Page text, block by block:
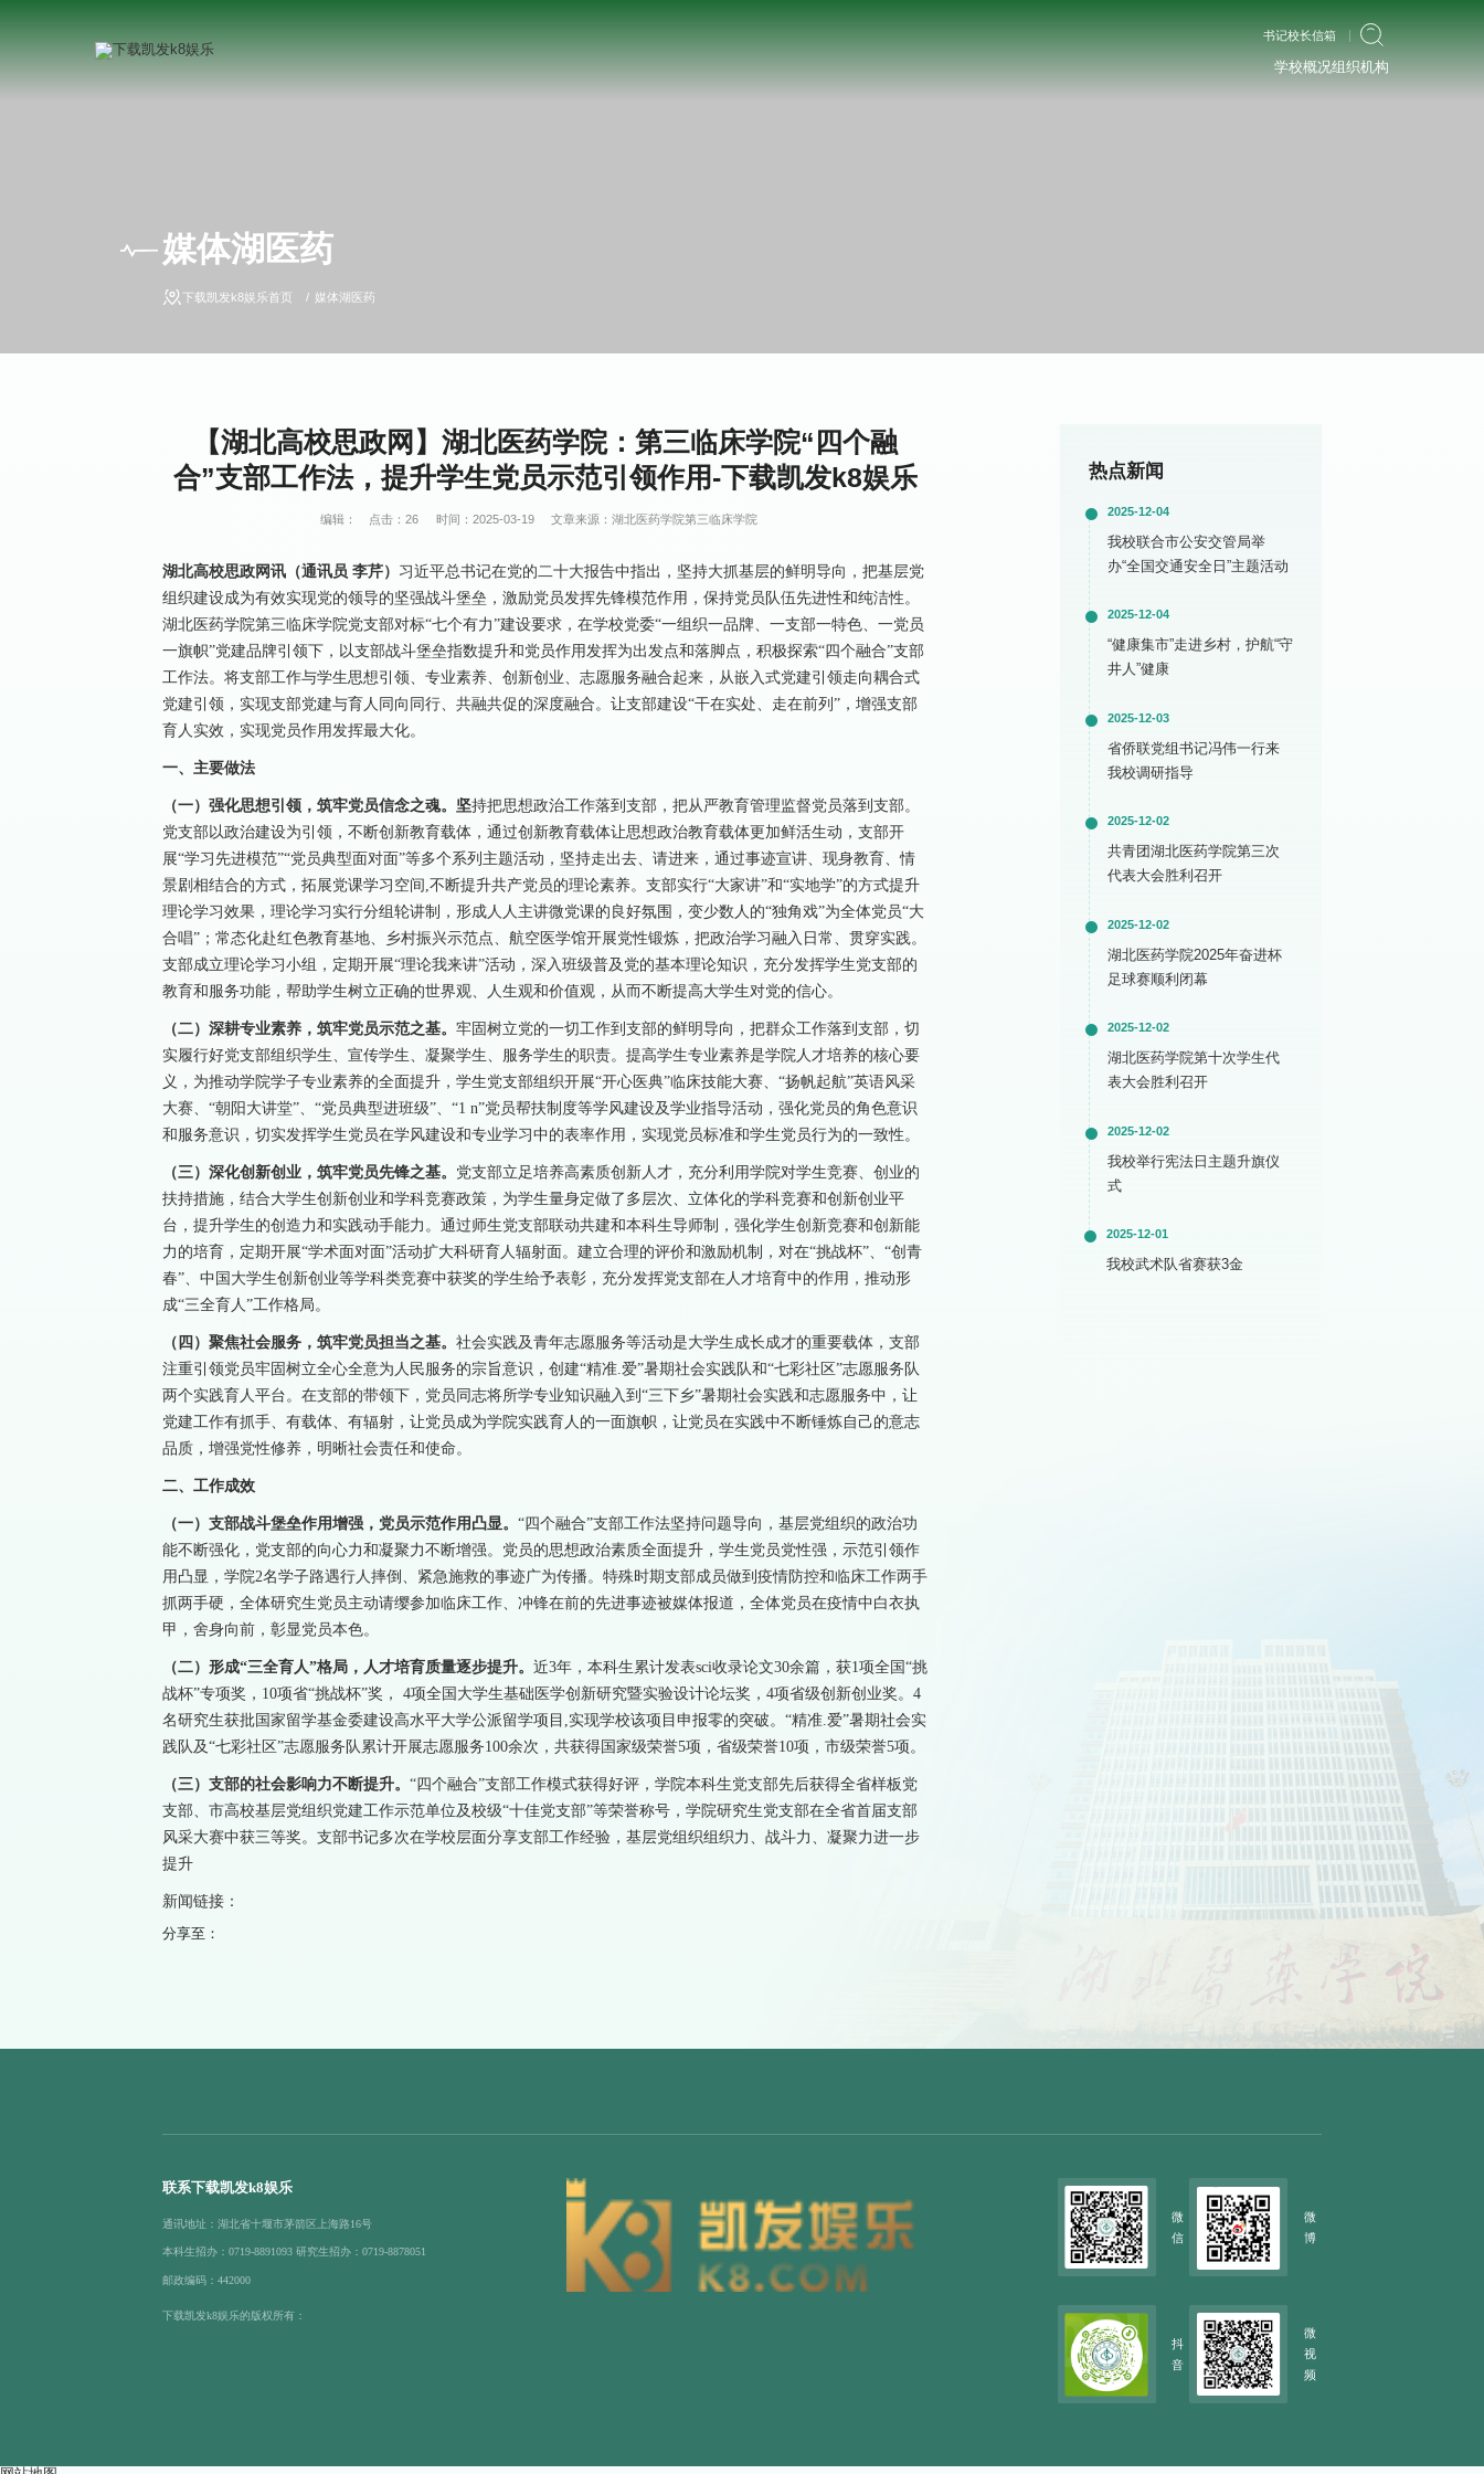
书记校长信箱
学校概况组织机构
媒体湖医药
下载凯发k8娱乐首页 媒体湖医药
【湖北高校思政网】湖北医药学院：第三临床学院“四个融
合”支部工作法，提升学生党员示范引领作用-下载凯发k8娱乐
编辑： 点击：26 时间：2025-03-19 文章来源：湖北医药学院第三临床学院
湖北高校思政网讯（通讯员 李芹） 习近平总书记在党的二十大报告中指出，坚持大抓基层的鲜明导向，把基层党
组织建设成为有效实现党的领导的坚强战斗堡垒，激励党员发挥先锋模范作用，保持党员队伍先进性和纯洁性。
湖北医药学院第三临床学院党支部对标“七个有力”建设要求，在学校党委“一组织一品牌、一支部一特色、一党员
一旗帜”党建品牌引领下，以支部战斗堡垒指数提升和党员作用发挥为出发点和落脚点，积极探索“四个融合”支部
工作法。将支部工作与学生思想引领、专业素养、创新创业、志愿服务融合起来，从嵌入式党建引领走向耦合式
党建引领，实现支部党建与育人同向同行、共融共促的深度融合。让支部建设“干在实处、走在前列”，增强支部
育人实效，实现党员作用发挥最大化。
一、主要做法
（一）强化思想引领，筑牢党员信念之魂。坚持把思想政治工作落到支部，把从严教育管理监督党员落到支部。
党支部以政治建设为引领，不断创新教育载体，通过创新教育载体让思想政治教育载体更加鲜活生动，支部开
展“学习先进模范”“党员典型面对面”等多个系列主题活动，坚持走出去、请进来，通过事迹宣讲、现身教育、情
景剧相结合的方式，拓展党课学习空间,不断提升共产党员的理论素养。支部实行“大家讲”和“实地学”的方式提升
理论学习效果，理论学习实行分组轮讲制，形成人人主讲微党课的良好氛围，变少数人的“独角戏”为全体党员“大
合唱”；常态化赴红色教育基地、乡村振兴示范点、航空医学馆开展党性锻炼，把政治学习融入日常、贯穿实践。
支部成立理论学习小组，定期开展“理论我来讲”活动，深入班级普及党的基本理论知识，充分发挥学生党支部的
教育和服务功能，帮助学生树立正确的世界观、人生观和价值观，从而不断提高大学生对党的信心。
（二）深耕专业素养，筑牢党员示范之基。 牢固树立党的一切工作到支部的鲜明导向，把群众工作落到支部，切
实履行好党支部组织学生、宣传学生、凝聚学生、服务学生的职责。提高学生专业素养是学院人才培养的核心要
义，为推动学院学子专业素养的全面提升，学生党支部组织开展“开心医典”临床技能大赛、“扬帆起航”英语风采
大赛、“朝阳大讲堂”、“党员典型进班级”、“1 n”党员帮扶制度等学风建设及学业指导活动，强化党员的角色意识
和服务意识，切实发挥学生党员在学风建设和专业学习中的表率作用，实现党员标准和学生党员行为的一致性。
（三）深化创新创业，筑牢党员先锋之基。 党支部立足培养高素质创新人才，充分利用学院对学生竞赛、创业的
扶持措施，结合大学生创新创业和学科竞赛政策，为学生量身定做了多层次、立体化的学科竞赛和创新创业平
台，提升学生的创造力和实践动手能力。通过师生党支部联动共建和本科生导师制，强化学生创新竞赛和创新能
力的培育，定期开展“学术面对面”活动扩大科研育人辐射面。建立合理的评价和激励机制，对在“挑战杯”、“创青
春”、中国大学生创新创业等学科类竞赛中获奖的学生给予表彰，充分发挥党支部在人才培育中的作用，推动形
成“三全育人”工作格局。
（四）聚焦社会服务，筑牢党员担当之基。 社会实践及青年志愿服务等活动是大学生成长成才的重要载体，支部
注重引领党员牢固树立全心全意为人民服务的宗旨意识，创建“精准.爱”暑期社会实践队和“七彩社区”志愿服务队
两个实践育人平台。在支部的带领下，党员同志将所学专业知识融入到“三下乡”暑期社会实践和志愿服务中，让
党建工作有抓手、有载体、有辐射，让党员成为学院实践育人的一面旗帜，让党员在实践中不断锤炼自己的意志
品质，增强党性修养，明晰社会责任和使命。
二、工作成效
（一）支部战斗堡垒作用增强，党员示范作用凸显。 “四个融合”支部工作法坚持问题导向，基层党组织的政治功
能不断强化，党支部的向心力和凝聚力不断增强。党员的思想政治素质全面提升，学生党员党性强，示范引领作
用凸显，学院2名学子路遇行人摔倒、紧急施救的事迹广为传播。特殊时期支部成员做到疫情防控和临床工作两手
抓两手硬，全体研究生党员主动请缨参加临床工作、冲锋在前的先进事迹被媒体报道，全体党员在疫情中白衣执
甲，舍身向前，彰显党员本色。
（二）形成“三全育人”格局，人才培育质量逐步提升。 近3年，本科生累计发表sci收录论文30余篇，获1项全国“挑
战杯”专项奖，10项省“挑战杯”奖， 4项全国大学生基础医学创新研究暨实验设计论坛奖，4项省级创新创业奖。4
名研究生获批国家留学基金委建设高水平大学公派留学项目,实现学校该项目申报零的突破。“精准.爱”暑期社会实
践队及“七彩社区”志愿服务队累计开展志愿服务100余次，共获得国家级荣誉5项，省级荣誉10项，市级荣誉5项。
（三）支部的社会影响力不断提升。 “四个融合”支部工作模式获得好评，学院本科生党支部先后获得全省样板党
支部、市高校基层党组织党建工作示范单位及校级“十佳党支部”等荣誉称号，学院研究生党支部在全省首届支部
风采大赛中获三等奖。支部书记多次在学校层面分享支部工作经验，基层党组织组织力、战斗力、凝聚力进一步
提升
新闻链接：
分享至：
热点新闻
2025-12-04
我校联合市公安交管局举
办“全国交通安全日”主题活动
2025-12-04
“健康集市”走进乡村，护航“守
井人”健康
2025-12-03
省侨联党组书记冯伟一行来
我校调研指导
2025-12-02
共青团湖北医药学院第三次
代表大会胜利召开
2025-12-02
湖北医药学院2025年奋进杯
足球赛顺利闭幕
2025-12-02
湖北医药学院第十次学生代
表大会胜利召开
2025-12-02
我校举行宪法日主题升旗仪
式
2025-12-01
我校武术队省赛获3金
联系下载凯发k8娱乐
通讯地址：湖北省十堰市茅箭区上海路16号
本科生招办：0719-8891093 研究生招办：0719-8878051
邮政编码：442000
下载凯发k8娱乐的版权所有：
微
信
微
博
抖
音
微
视
频